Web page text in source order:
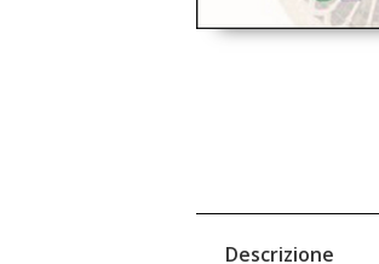
Descrizione